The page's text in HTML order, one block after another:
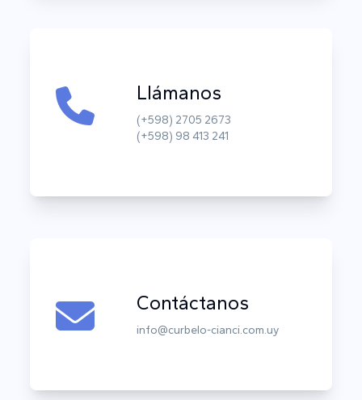
Llámanos
(+598) 2705 2673
(+598) 98 413 241
Contáctanos
info@curbelo-cianci.com.uy